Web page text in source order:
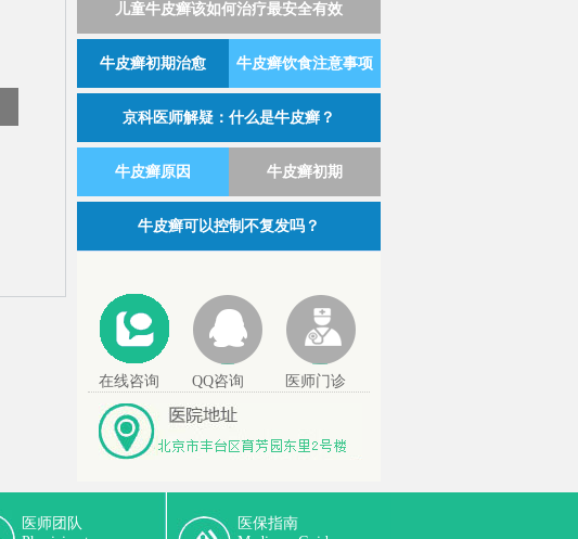
儿童牛皮癣该如何治疗最安全有效
牛皮癣初期治愈 牛皮癣饮食注意事项
京科医师解疑：什么是牛皮癣？
牛皮癣原因 牛皮癣初期
牛皮癣可以控制不复发吗？
在线咨询 QQ咨询 医师门诊
医师团队
医保指南